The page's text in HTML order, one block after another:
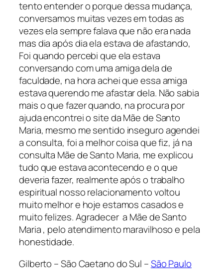
tento entender o porque dessa mudança,
conversamos muitas vezes em todas as
vezes ela sempre falava que não era nada
mas dia após dia ela estava de afastando,
Foi quando percebi que ela estava
conversando com uma amiga dela de
faculdade, na hora achei que essa amiga
estava querendo me afastar dela. Não sabia
mais o que fazer quando, na procura por
ajuda encontrei o site da Mãe de Santo
Maria, mesmo me sentido inseguro agendei
a consulta, foi a melhor coisa que fiz, já na
consulta Mãe de Santo Maria, me explicou
tudo que estava acontecendo e o que
deveria fazer, realmente após o trabalho
espiritual nosso relacionamento voltou
muito melhor e hoje estamos casados e
muito felizes. Agradecer a Mãe de Santo
Maria , pelo atendimento maravilhoso e pela
honestidade.
Gilberto – São Caetano do Sul –São Paulo